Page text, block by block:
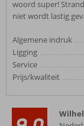
woord super!
niet wordt lastig
Algemene indruk
Ligging
Service
Prijs/kwaliteit